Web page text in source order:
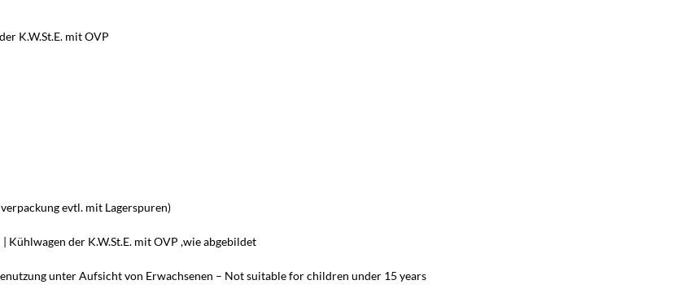
K.W.St.E. mit OVP
evtl. mit Lagerspuren)
der K.W.St.E. mit OVP ,wie abgebildet
unter Aufsicht von Erwachsenen – Not suitable for children under 15 years